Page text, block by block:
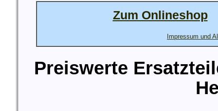
Zum Onlineshop
Impressum und
Preiswerte